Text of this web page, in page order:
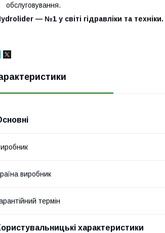
обслуговування.
— №1 у світі гідравліки та техніки.
виробник
термін
характеристики